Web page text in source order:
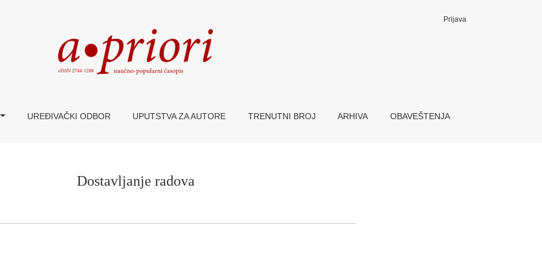
UREĐIVAČKI ODBOR UPUTSTVA ZA AUTORE TRENUTNI BROJ ARHIVA OBAVEŠTENJA
Prijava
Dostavljanje radova